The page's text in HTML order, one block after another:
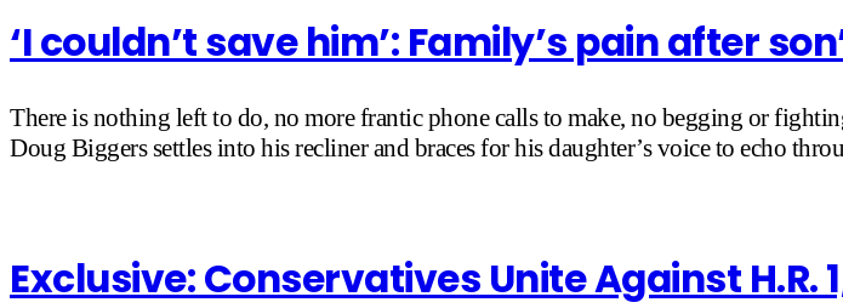
‘I couldn’t save him’: Family’s pain after
There is nothing left to do, no more frantic phone calls to make, no begging or
Doug Biggers settles into his recliner and braces for his daughter’s voice to echo
Exclusive: Conservatives Unite Against H.R.